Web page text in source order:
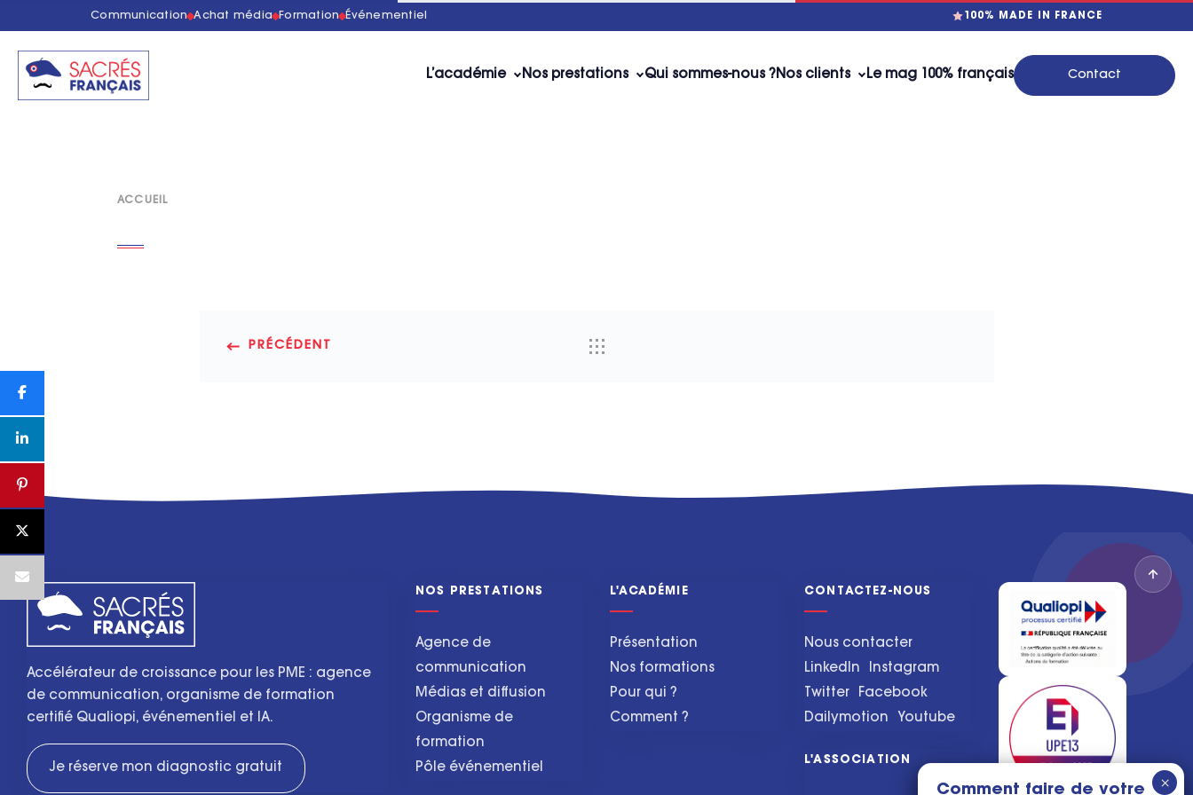
Communication Achat média Formation Événementiel 100% MADE IN FRANCE
L’académie Nos prestations Qui sommes-nous ?Nos clients Le mag 100% français Contact
ACCUEIL
PRÉCÉDENT
Accélérateur de croissance pour les PME : agence
de communication, organisme de formation
certifié Qualiopi, événementiel et IA.
Je réserve mon diagnostic gratuit
NOS PRESTATIONS
Agence de
communication
Médias et diffusion
Organisme de
formation
Pôle événementiel
L'ACADÉMIE
Présentation
Nos formations
Pour qui ?
Comment ?
CONTACTEZ-NOUS
Nous contacter
LinkedIn
Instagram
Twitter
Facebook
Dailymotion
Youtube
L'ASSOCIATION
Comment faire de votre